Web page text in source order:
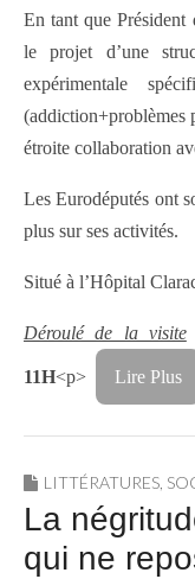
En tant que Président
le projet d’une
expérimentale
(addiction+problèmes
étroite collaboration
Les Eurodéputés ont
plus sur ses activités.
Situé à l’Hôpital
Déroulé de la visite
11H<p> Lire Plus
LITTÉRATURES
La
qui ne